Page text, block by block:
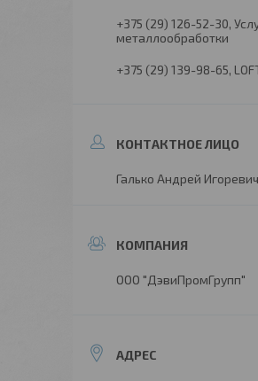
+375 (29) 126-52-30
металлообработки
+375 (29) 139-98-65
Галько Андрей Игоревич
ООО "ДэвиПромГрупп"